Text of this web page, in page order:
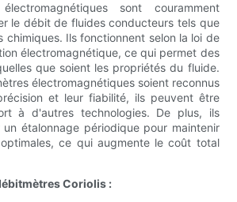
sont couramment
le débit de fluides conducteurs tels que
chimiques. Ils fonctionnent selon la loi de
électromagnétique, ce qui permet des
que soient les propriétés du fluide.
électromagnétiques soient reconnus
et leur fiabilité, ils peuvent être
à d'autres technologies. De plus, ils
étalonnage périodique pour maintenir
ce qui augmente le coût total
Coriolis :